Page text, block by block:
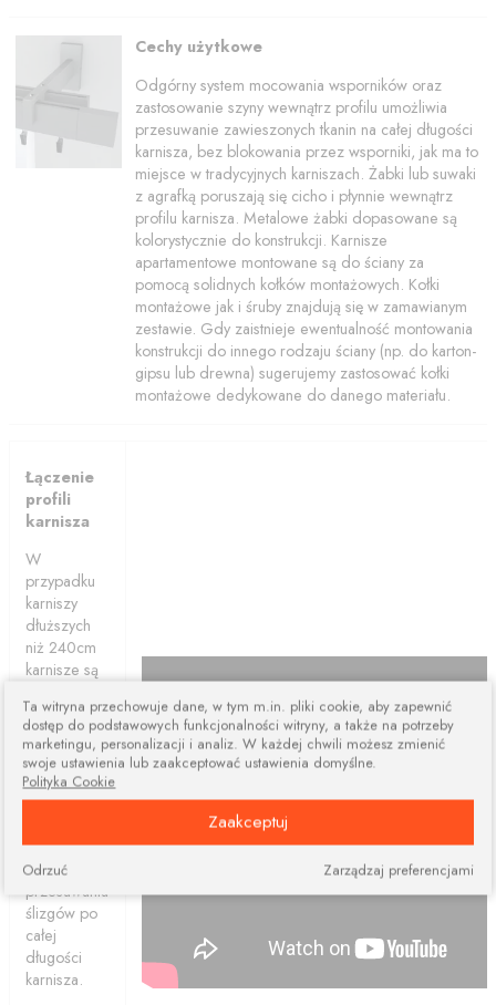
Cechy użytkowe
Odgórny system mocowania wsporników oraz
zastosowanie szyny wewnątrz profilu umożliwia
przesuwanie zawieszonych tkanin na całej długości
karnisza, bez blokowania przez wsporniki, jak ma to
miejsce w tradycyjnych karniszach. Żabki lub suwaki
z agrafką poruszają się cicho i płynnie wewnątrz
profilu karnisza. Metalowe żabki dopasowane są
kolorystycznie do konstrukcji. Karnisze
apartamentowe montowane są do ściany za
pomocą solidnych kołków montażowych. Kołki
montażowe jak i śruby znajdują się w zamawianym
zestawie. Gdy zaistnieje ewentualność montowania
konstrukcji do innego rodzaju ściany (np. do karton-
gipsu lub drewna) sugerujemy zastosować kołki
montażowe dedykowane do danego materiału.
Łączenie
profili
karnisza
W
przypadku
karniszy
dłuższych
niż 240cm
karnisze są
dwóch lub
więcej
elementów.
Połączone
profile
nam
możliwość
przesuwania
ślizgów po
całej
długości
karnisza.
Ta witryna przechowuje dane, w tym m.in. pliki cookie, aby zapewnić
dostęp do podstawowych funkcjonalności witryny, a także na potrzeby
marketingu, personalizacji i analiz. W każdej chwili możesz zmienić
swoje ustawienia lub zaakceptować ustawienia domyślne.
Polityka Cookie
Zaakceptuj
Zarządzaj preferencjami
Odrzuć